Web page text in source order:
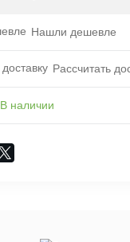
Нашли дешевле
Рассчитать
В наличии